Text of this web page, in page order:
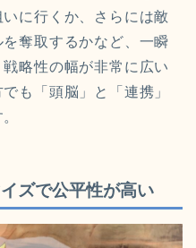
に行くか、さらには敵
奪取するかなど、一瞬
略性の幅が非常に広い
も「頭脳」と「連携」
ズで公平性が高い